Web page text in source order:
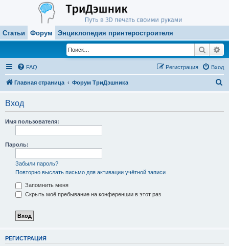
Статьи Форум Энциклопедия принтеростроителя
Поиск
FAQ Вход
Регистрация
Главная страница Форум ТриДэшника
Вход
Имя пользователя:
Пароль:
Забыли пароль?
Повторно выслать письмо для активации учётной записи
Запомнить меня
Скрыть моё пребывание на конференции в этот раз
РЕГИСТРАЦИЯ